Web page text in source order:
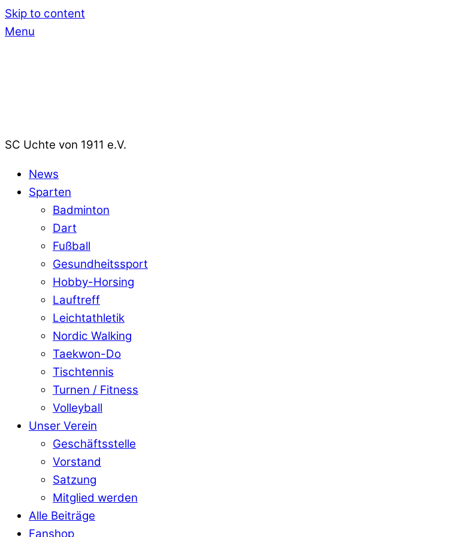
Skip to content
Menu
SC Uchte von 1911 e.V.
News
Sparten
Badminton
Dart
Fußball
Gesundheitssport
Hobby-Horsing
Lauftreff
Leichtathletik
Nordic Walking
Taekwon-Do
Tischtennis
Turnen / Fitness
Volleyball
Unser Verein
Geschäftsstelle
Vorstand
Satzung
Mitglied werden
Alle Beiträge
Fanshop